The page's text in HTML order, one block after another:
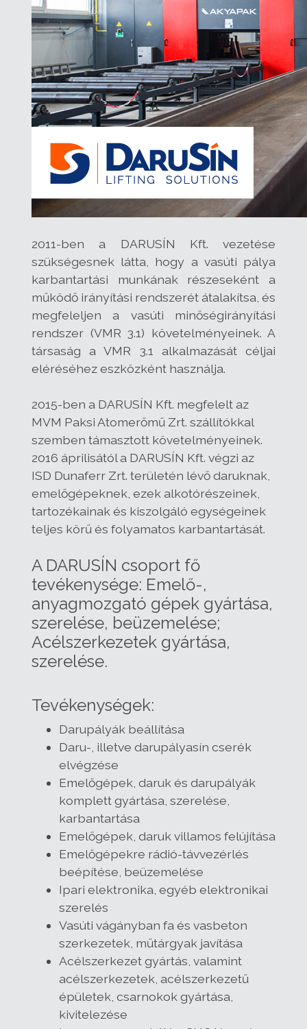
2011-ben a DARUSÍN Kft. vezetése
szükségesnek látta, hogy a vasúti pálya
karbantartási munkának részeseként a
működő irányítási rendszerét átalakítsa, és
megfeleljen a vasúti minőségirányítási
rendszer (VMR 3.1) követelményeinek. A
társaság a VMR 3.1 alkalmazását céljai
eléréséhez eszközként használja.
2015-ben a DARUSÍN Kft. megfelelt az
MVM Paksi Atomerőmű Zrt. szállítókkal
szemben támasztott követelményeinek.
2016 áprilisától a DARUSÍN Kft. végzi az
ISD Dunaferr Zrt. területén lévő daruknak,
emelőgépeknek, ezek alkotórészeinek,
tartozékainak és kiszolgáló egységeinek
teljes körű és folyamatos karbantartását.
A DARUSÍN csoport fő
tevékenysége: Emelő-,
anyagmozgató gépek gyártása,
szerelése, beüzemelése;
Acélszerkezetek gyártása,
szerelése.
Tevékenységek:
Darupályák beállítása
Daru-, illetve darupályasín cserék
elvégzése
Emelőgépek, daruk és darupályák
komplett gyártása, szerelése,
karbantartása
Emelőgépek, daruk villamos felújítása
Emelőgépekre rádió-távvezérlés
beépítése, beüzemelése
Ipari elektronika, egyéb elektronikai
szerelés
Vasúti vágányban fa és vasbeton
szerkezetek, műtárgyak javítása
Acélszerkezet gyártás, valamint
acélszerkezetek, acélszerkezetű
épületek, csarnokok gyártása,
kivitelezése